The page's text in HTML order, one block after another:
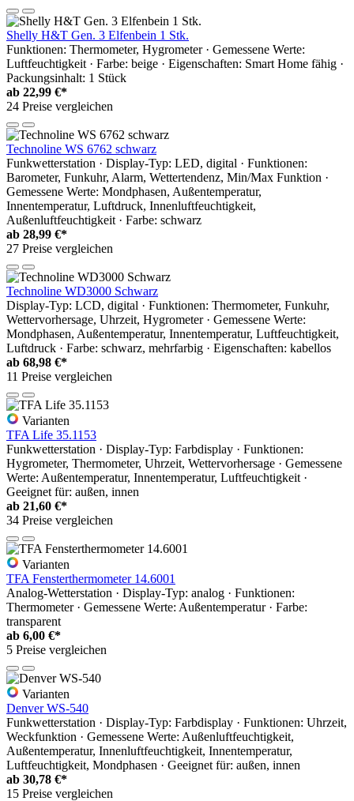
Shelly H&T Gen. 3 Elfenbein 1 Stk.
Funktionen: Thermometer, Hygrometer · Gemessene Werte:
Luftfeuchtigkeit · Farbe: beige · Eigenschaften: Smart Home fähig ·
Packungsinhalt: 1 Stück
ab 22,99 €*
24 Preise vergleichen
Technoline WS 6762 schwarz
Funkwetterstation · Display-Typ: LED, digital · Funktionen:
Barometer, Funkuhr, Alarm, Wettertendenz, Min/Max Funktion ·
Gemessene Werte: Mondphasen, Außentemperatur,
Innentemperatur, Luftdruck, Innenluftfeuchtigkeit,
Außenluftfeuchtigkeit · Farbe: schwarz
ab 28,99 €*
27 Preise vergleichen
Technoline WD3000 Schwarz
Display-Typ: LCD, digital · Funktionen: Thermometer, Funkuhr,
Wettervorhersage, Uhrzeit, Hygrometer · Gemessene Werte:
Mondphasen, Außentemperatur, Innentemperatur, Luftfeuchtigkeit,
Luftdruck · Farbe: schwarz, mehrfarbig · Eigenschaften: kabellos
ab 68,98 €*
11 Preise vergleichen
Varianten
TFA Life 35.1153
Funkwetterstation · Display-Typ: Farbdisplay · Funktionen:
Hygrometer, Thermometer, Uhrzeit, Wettervorhersage · Gemessene
Werte: Außentemperatur, Innentemperatur, Luftfeuchtigkeit ·
Geeignet für: außen, innen
ab 21,60 €*
34 Preise vergleichen
Varianten
TFA Fensterthermometer 14.6001
Analog-Wetterstation · Display-Typ: analog · Funktionen:
Thermometer · Gemessene Werte: Außentemperatur · Farbe:
transparent
ab 6,00 €*
5 Preise vergleichen
Varianten
Denver WS-540
Funkwetterstation · Display-Typ: Farbdisplay · Funktionen: Uhrzeit,
Weckfunktion · Gemessene Werte: Außenluftfeuchtigkeit,
Außentemperatur, Innenluftfeuchtigkeit, Innentemperatur,
Luftfeuchtigkeit, Mondphasen · Geeignet für: außen, innen
ab 30,78 €*
15 Preise vergleichen